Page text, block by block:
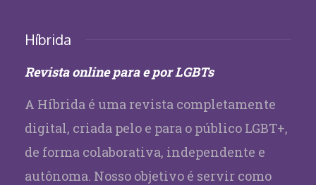
Híbrida
Revista online para e por LGBTs
A Híbrida é uma revista completamente
digital, criada pelo e para o público LGBT+,
de forma colaborativa, independente e
autônoma. Nosso objetivo é servir como